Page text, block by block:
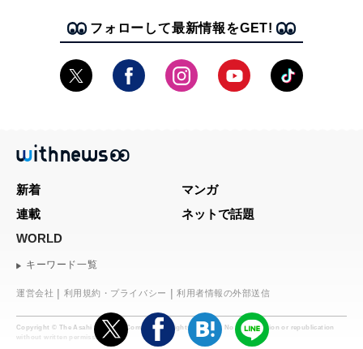
フォローして最新情報をGET!
Copyright © The Asahi Shimbun Company. All rights reserved. No reproduction or republication
without written permission.
新着
マンガ
連載
ネットで話題
WORLD
キーワード一覧
運営会社 利用規約・プライバシー 利用者情報の外部送信